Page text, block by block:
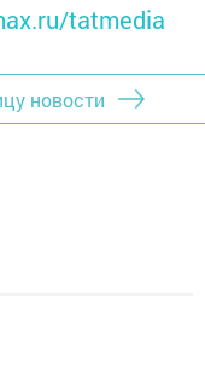
tatmedia
новости